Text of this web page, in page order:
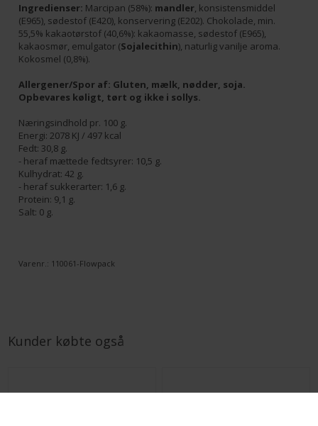
Ingredienser: Marcipan (58%): mandler, konsistensmiddel
(E965), sødestof (E420), konservering (E202). Chokolade, min.
55,5% kakaotørstof (40,6%): kakaomasse, sødestof (E965),
kakaosmør, emulgator (Sojalecithin), naturlig vanilje aroma.
Kokosmel (0,8%).
Allergener/Spor af: Gluten, mælk, nødder, soja.
Opbevares køligt, tørt og ikke i sollys.
Næringsindhold pr. 100 g.
Energi: 2078 KJ / 497 kcal
Fedt: 30,8 g.
- heraf mættede fedtsyrer: 10,5 g.
Kulhydrat: 42 g.
- heraf sukkerarter: 1,6 g.
Protein: 9,1 g.
Salt: 0 g.
Varenr.: 110061-Flowpack
Kunder købte også